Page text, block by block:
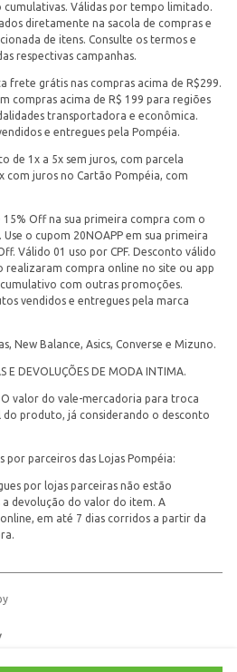
cumulativas. Válidas por tempo limitado.
diretamente na sacola de compras e
de itens. Consulte os termos e
respectivas campanhas.
frete grátis nas compras acima de R$299.
compras acima de R$ 199 para regiões
transportadora e econômica.
e entregues pela Pompéia.
de 1x a 5x sem juros, com parcela
com juros no Cartão Pompéia, com
15% Off na sua primeira compra com o
Use o cupom 20NOAPP em sua primeira
Válido 01 uso por CPF. Desconto válido
realizaram compra online no site ou app
com outras promoções.
vendidos e entregues pela marca
New Balance, Asics, Converse e Mizuno.
E DEVOLUÇÕES DE MODA INTIMA.
O valor do vale-mercadoria para troca
produto, já considerando o desconto
por parceiros das Lojas Pompéia:
por lojas parceiras não estão
devolução do valor do item. A
em até 7 dias corridos a partir da